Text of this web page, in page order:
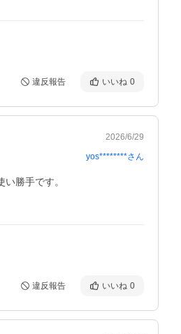
違反報告 いいね 0
2026/6/29
yos********さん
勝手です。
違反報告 いいね 0